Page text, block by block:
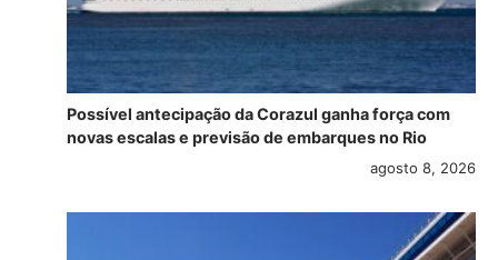
Possível antecipação da Corazul ganha força com
novas escalas e previsão de embarques no Rio
agosto 8, 2026